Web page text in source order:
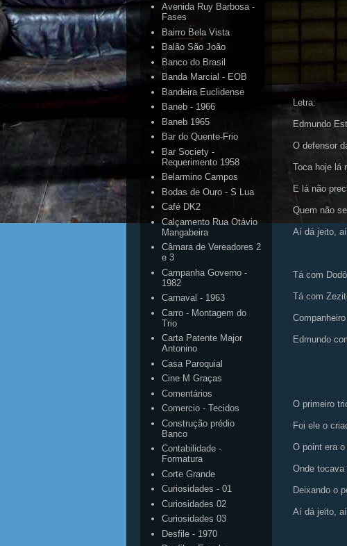
Letra:
Edmundo
O defensor
Toca hoje lá
E lá não
Quem não
Aí dá jeito,
Tá com
Tá com
Edmundo
O primeiro
Foi ele o
O point era
Onde tocava
Deixando o
Aí dá jeito,
Avenida Ruy Barbosa -
Fases
Bairro Bela Vista
Balão São João
Banco do Brasil
Banda Marcial - EOB
Bandeira Euclidense
Baneb - 1966
Baneb 1965
Bar do Quente-Frio
Bar Society -
Requerimento 1958
Belarmino Campos
Bodas de Ouro - S Lua
Café DK2
Calçamento Rua Otávio
Mangabeira
Câmara de Vereadores 2
e 3
Campanha Governo -
1982
Carnaval - 1963
Carro - Montagem do
Trio
Carta Patente Major
Antonino
Casa Paroquial
Cine M Graças
Comentários
Comercio - Tecidos
Construção prédio
Banco
Contabilidade -
Formatura
Corte Grande
Curiosidades - 01
Curiosidades 02
Curiosidades 03
Desfile - 1970